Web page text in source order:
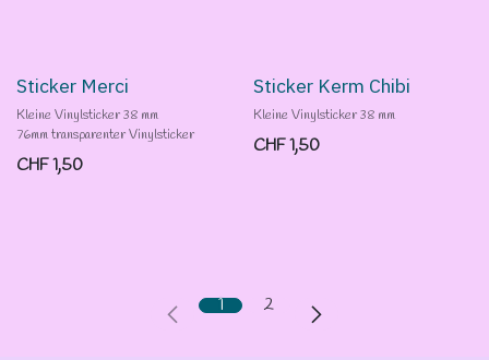
Sticker Merci
Kleine Vinylsticker 38 mm
76mm transparenter Vinylsticker
CHF1,50
Sticker Kerm Chibi
Kleine Vinylsticker 38 mm
CHF1,50
1 2